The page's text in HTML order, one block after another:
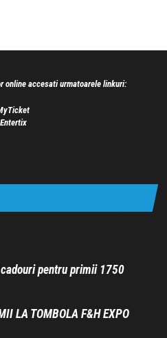
online accesati urmatoarele linkuri:
Entertix
pentru primii 1750
LA TOMBOLA F&H EXPO